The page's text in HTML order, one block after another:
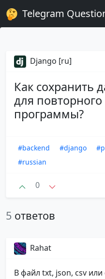
Telegram
Django [ru]
Как сохранить
для повторного
программы?
#backend #django
#russian
0
5 ответов
Rahat
В файл txt, json, csv или